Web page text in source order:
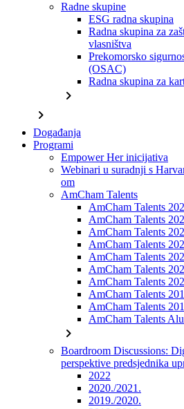
Radne skupine
ESG radna skupina
Radna skupina za
vlasništva
Prekomorsko
(OSAC)
Radna skupina za
chevron_right
chevron_right
Događanja
Programi
Empower Her inicijativa
Webinari u suradnji s
om
AmCham Talents
AmCham Talents
AmCham Talents
AmCham Talents
AmCham Talents
AmCham Talents
AmCham Talents
AmCham Talents
AmCham Talents
AmCham Talents
AmCham Talents
chevron_right
Boardroom Discussions:
perspektive predsjednika
2022
2020./2021.
2019./2020.